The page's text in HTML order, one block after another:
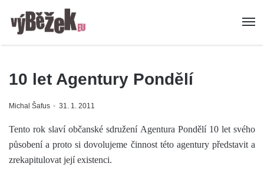
10 let Agentury Pondělí
Michal Šafus 31. 1. 2011
Tento rok slaví občanské sdružení Agentura Pondělí 10 let svého
působení a proto si dovolujeme činnost této agentury představit a
zrekapitulovat její existenci.